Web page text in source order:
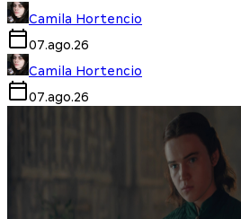
Camila Hortencio
07.ago.26
Camila Hortencio
07.ago.26